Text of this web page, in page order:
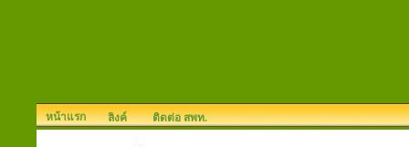
หน้าแรก ลิงค์ ติดต่อ สพท.